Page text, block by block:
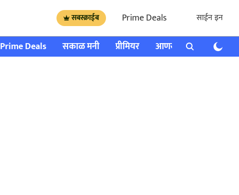
सबस्क्राईब Prime Deals साईन इन
Prime Deals सकाळ मनी प्रीमियर आणखी राशी भविष्य